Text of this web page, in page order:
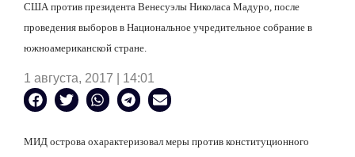
США против президента Венесуэлы Николаса Мадуро, после
проведения выборов в Национальное учредительное собрание в
южноамериканской стране.
1 августа, 2017 | 14:01
МИД острова охарактеризовал меры против конституционного